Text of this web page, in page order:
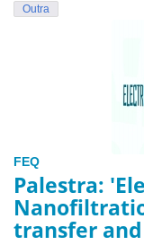
Outra
FEQ
Palestra:
transfer